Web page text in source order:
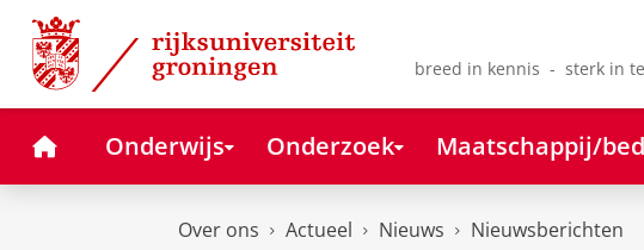
Skip
Content
Skip
Navigation
breed in kennis - sterk in
HomeOnderwijs Onderzoek Maatschappij/
Over ons Actueel Nieuws Nieuwsberichten